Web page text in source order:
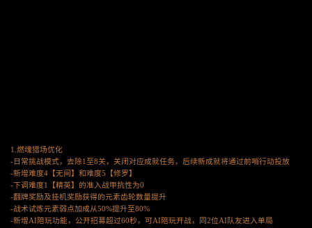
1.燃魂猎场优化
-日常挑战模式，去除1至8关，关闭对应成就任务，后续新成就将通过前哨行动投放
-新增难度4【无间】和难度5【修罗】
-下调难度1【精英】的准入战甲抗性为0
-翻牌奖励及挂机奖励获得的元素齿轮数量提升
-战术试炼元素弱点加成从50%提升至80%
-新增AI陪玩功能，公开招募超过60秒，可AI陪玩开战，同2位AI队友进入单局